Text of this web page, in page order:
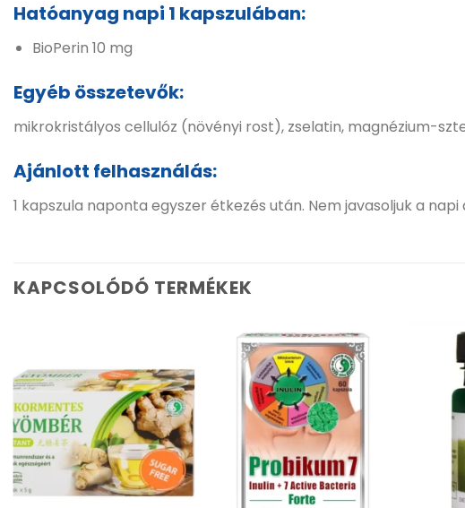
Hatóanyag napi 1 kapszulában:
BioPerin 10 mg
Egyéb összetevők:
mikrokristályos cellulóz (növényi rost), zselatin, magnézium-
Ajánlott felhasználás:
1 kapszula naponta egyszer étkezés után. Nem javasoljuk a
KAPCSOLÓDÓ TERMÉKEK
Kívánságlistához
adás
Kívánságlistához
adás